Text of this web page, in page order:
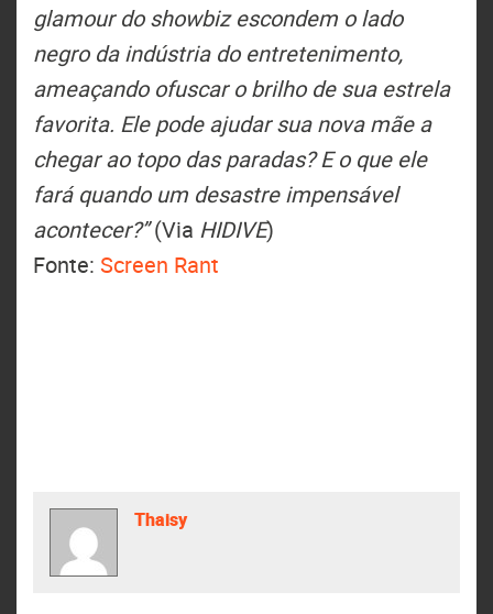
glamour do showbiz escondem o lado
negro da indústria do entretenimento,
ameaçando ofuscar o brilho de sua estrela
favorita. Ele pode ajudar sua nova mãe a
chegar ao topo das paradas? E o que ele
fará quando um desastre impensável
acontecer?”(Via HIDIVE)
Fonte: Screen Rant
Thaisy